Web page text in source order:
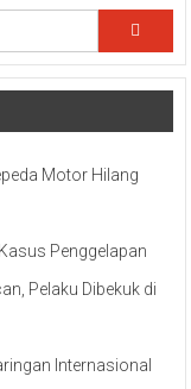
Motor Hilang
Penggelapan
Pelaku Dibekuk di
Internasional